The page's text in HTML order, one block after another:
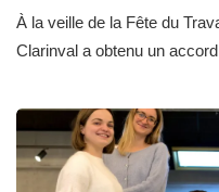
À la veille de la Fête du
Clarinval a obtenu un